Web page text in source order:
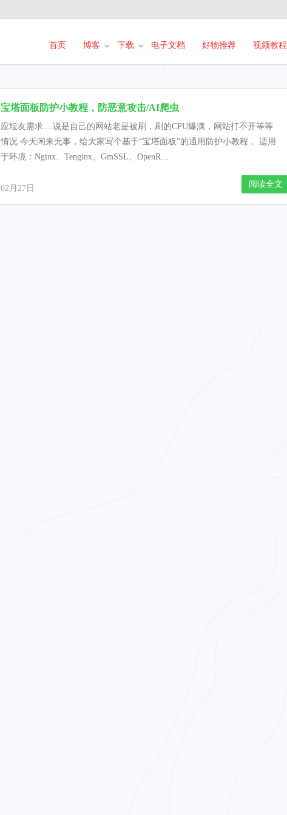
首页 博客 下载 电子文档 好物推荐 视频教程
宝塔面板防护小教程，防恶意攻击/AI爬虫
应坛友需求....说是自己的网站老是被刷，刷的CPU爆满，网站打不开等等
情况 今天闲来无事，给大家写个基于“宝塔面板”的通用防护小教程， 适用
于环境：Nginx、Tenginx、GmSSL、OpenR...
02月27日 阅读全文